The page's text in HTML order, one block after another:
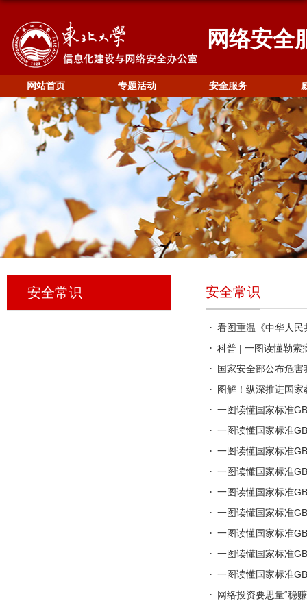
网络安全
网站首页 专题活动 安全服务
安全常识 安全常识
看图重温《中华人
科普 | 一图读懂勒索
国家安全部公布危
图解！纵深推进国
一图读懂国家标准
一图读懂国家标准
一图读懂国家标准
一图读懂国家标准
一图读懂国家标准
一图读懂国家标准
一图读懂国家标准
一图读懂国家标准
一图读懂国家标准
网络投资要思量“稳